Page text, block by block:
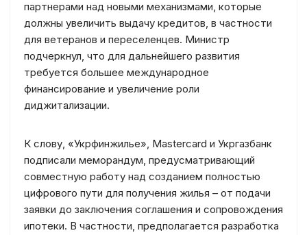
партнерами над новыми механизмами, которые
должны увеличить выдачу кредитов, в частности
для ветеранов и переселенцев. Министр
подчеркнул, что для дальнейшего развития
требуется большее международное
финансирование и увеличение роли
диджитализации.
К слову, «Укрфинжилье», Mastercard и Укргазбанк
подписали меморандум, предусматривающий
совместную работу над созданием полностью
цифрового пути для получения жилья – от подачи
заявки до заключения соглашения и сопровождения
ипотеки. В частности, предполагается разработка